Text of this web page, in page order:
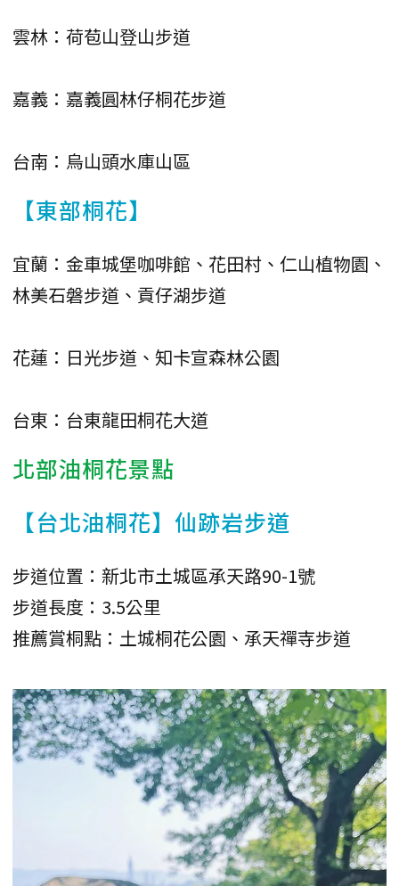
雲林：荷苞山登山步道
嘉義：嘉義圓林仔桐花步道
台南：烏山頭水庫山區
【東部桐花】
宜蘭：金車城堡咖啡館、花田村、仁山植物園、
林美石磐步道、貢仔湖步道
花蓮：日光步道、知卡宣森林公園
台東：台東龍田桐花大道
北部油桐花景點
【台北油桐花】仙跡岩步道
步道位置：新北市土城區承天路90-1號
步道長度：3.5公里
推薦賞桐點：土城桐花公園、承天禪寺步道